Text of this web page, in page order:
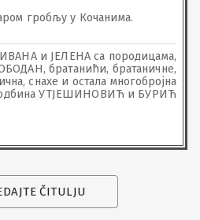
гробљу у Кочанима.
и ЈЕЛЕНА са породицама,
братанићи, братаничне,
снахе и остала многобројна
УТЈЕШИНОВИЋ и БУРИЋ
ČITULJU